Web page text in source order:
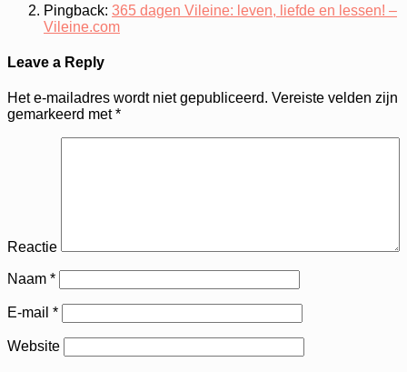
Pingback: 365 dagen Vileine: leven, liefde en lessen! –
Vileine.com
Leave a Reply
Het e-mailadres wordt niet gepubliceerd. Vereiste velden zijn
gemarkeerd met*
Reactie
Naam *
E-mail *
Website